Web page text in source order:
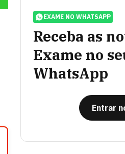
EXAME NO WHATSAPP
Receba as
Exame no
WhatsApp
Entrar